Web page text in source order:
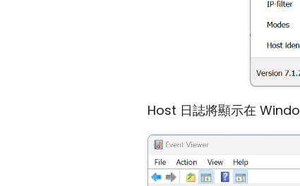
Host 日誌將顯示在